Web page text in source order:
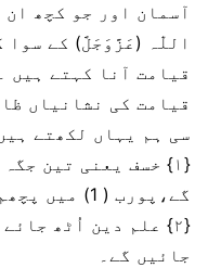
آسمان اور جو کچھ
اللّٰہ (عَزَّوَجَلَّ) کے سوا
قیامت آنا کہتے ہیں
قیامت کی نشانیاں
سی ہم یہاں لکھتے
{۱} خسف یعنی تین
گے،پورب ( 1) میں پچھم (2 ) میں اور عرب میں ۔
{۲} علم دین اُٹھ
جائیں گے۔